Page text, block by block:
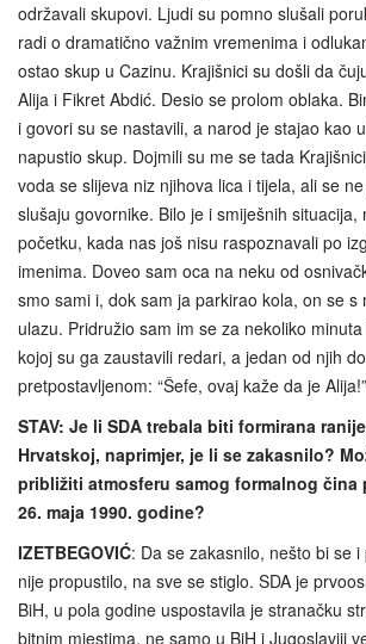
održavali skupovi. Ljudi su pomno slušali
radi o dramatično važnim vremenima i
ostao skup u Cazinu. Krajišnici su došli da
Alija i Fikret Abdić. Desio se prolom oblaka.
i govori su se nastavili, a narod je stajao kao
napustio skup. Dojmili su me se tada
voda se slijeva niz njihova lica i tijela, ali se
slušaju govornike. Bilo je i smiješnih situacija,
početku, kada nas još nisu raspoznavali po
imenima. Doveo sam oca na neku od
smo sami i, dok sam ja parkirao kola, on se s
ulazu. Pridružio sam im se za nekoliko
kojoj su ga zaustavili redari, a jedan od njih
pretpostavljenom: “Šefe, ovaj kaže da je Alija!”
STAV: Je li SDA trebala biti formirana
Hrvatskoj, naprimjer, je li se zakasnilo?
približiti atmosferu samog formalnog čina
26. maja 1990. godine?
IZETBEGOVIĆ: Da se zakasnilo, nešto bi se
nije propustilo, na sve se stiglo. SDA je
BiH, u pola godine uspostavila je stranačku
bitnim mjestima, ne samo u BiH i Jugoslaviji